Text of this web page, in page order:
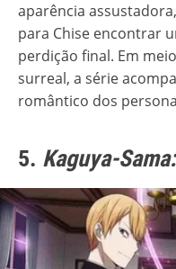
aparência
para Chise encontrar
perdição final. Em
surreal, a série
romântico dos
5. Kaguya-